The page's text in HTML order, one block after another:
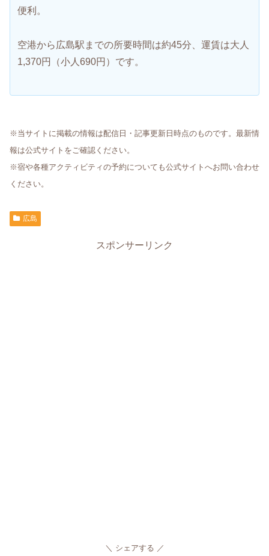
便利。
空港から広島駅までの所要時間は約45分、運賃は大人
1,370円（小人690円）です。
※当サイトに掲載の情報は配信日・記事更新日時点のものです。最新情
報は公式サイトをご確認ください。
※宿や各種アクティビティの予約についても公式サイトへお問い合わせ
ください。
広島
スポンサーリンク
シェアする